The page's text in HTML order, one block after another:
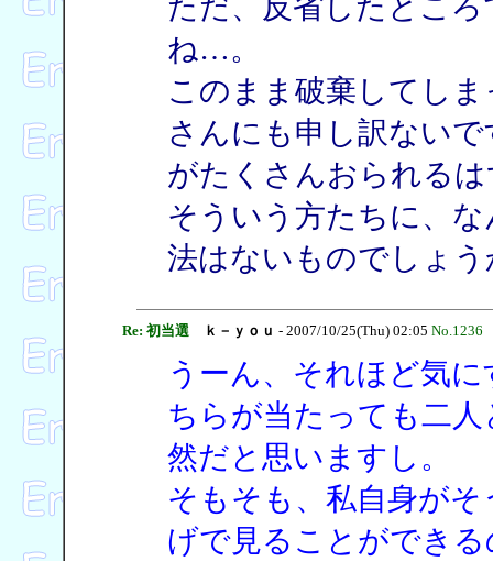
ただ、反省したとこ
ね…。
このまま破棄してし
さんにも申し訳ない
がたくさんおられる
そういう方たちに、
法はないものでしょ
Re: 初当選 ｋ－ｙｏｕ - 2007/10/25(Thu) 02:05 No.1236
うーん、それほど気
ちらが当たっても二
然だと思いますし。
そもそも、私自身が
げで見ることができ